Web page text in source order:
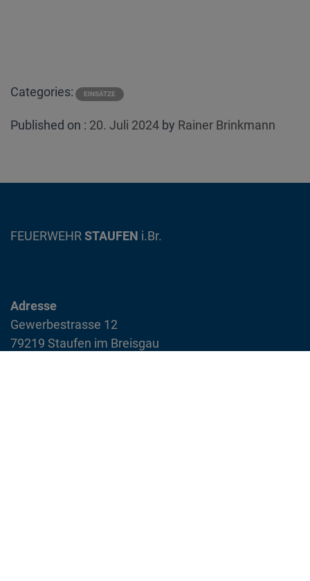
Categories: EINSÄTZE
Published on : Posted
20. Juli 2024 by Rainer Brinkmann
FEUERWEHRSTAUFEN i.Br.
Adresse
Gewerbestrasse 12
79219 Staufen im Breisgau